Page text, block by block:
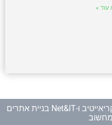
עוד »
ו-
Net&IT בניית אתרים
מחשוב